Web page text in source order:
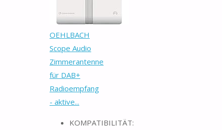
OEHLBACH
Scope Audio
Zimmerantenne
für DAB+
Radioempfang
- aktive...
KOMPATIBILITÄT: